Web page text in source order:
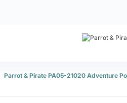
Parrot & Pirate PA05-21020 Adventure